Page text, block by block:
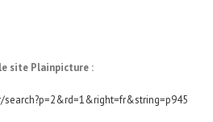
site Plainpicture :